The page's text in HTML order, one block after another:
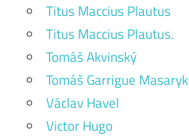
Titus Maccius Plautus
Titus Maccius Plautus.
Tomáš Akvinský
Tomáš Garrigue Masaryk
Václav Havel
Victor Hugo